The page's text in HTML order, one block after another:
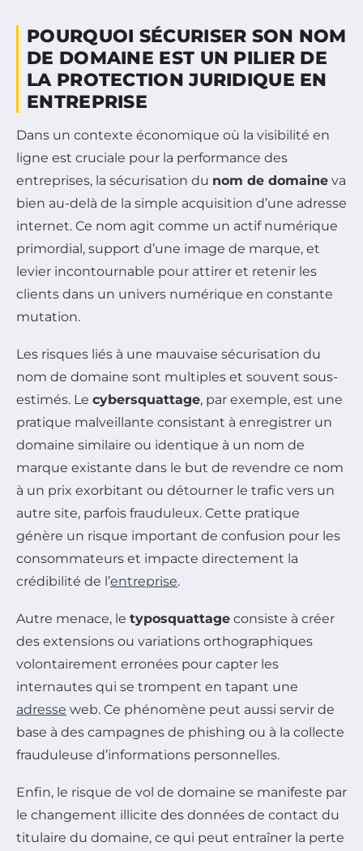
POURQUOI SÉCURISER SON NOM
DE DOMAINE EST UN PILIER DE
LA PROTECTION JURIDIQUE EN
ENTREPRISE
Dans un contexte économique où la visibilité en
ligne est cruciale pour la performance des
entreprises, la sécurisation du nom de domaine va
bien au-delà de la simple acquisition d’une adresse
internet. Ce nom agit comme un actif numérique
primordial, support d’une image de marque, et
levier incontournable pour attirer et retenir les
clients dans un univers numérique en constante
mutation.
Les risques liés à une mauvaise sécurisation du
nom de domaine sont multiples et souvent sous-
estimés. Le cybersquattage, par exemple, est une
pratique malveillante consistant à enregistrer un
domaine similaire ou identique à un nom de
marque existante dans le but de revendre ce nom
à un prix exorbitant ou détourner le trafic vers un
autre site, parfois frauduleux. Cette pratique
génère un risque important de confusion pour les
consommateurs et impacte directement la
crédibilité de l’entreprise.
Autre menace, le typosquattage consiste à créer
des extensions ou variations orthographiques
volontairement erronées pour capter les
internautes qui se trompent en tapant une
adresse web. Ce phénomène peut aussi servir de
base à des campagnes de phishing ou à la collecte
frauduleuse d’informations personnelles.
Enfin, le risque de vol de domaine se manifeste par
le changement illicite des données de contact du
titulaire du domaine, ce qui peut entraîner la perte